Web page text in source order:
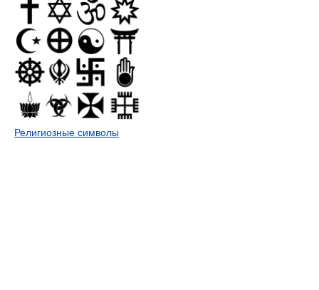
Религиозные символы